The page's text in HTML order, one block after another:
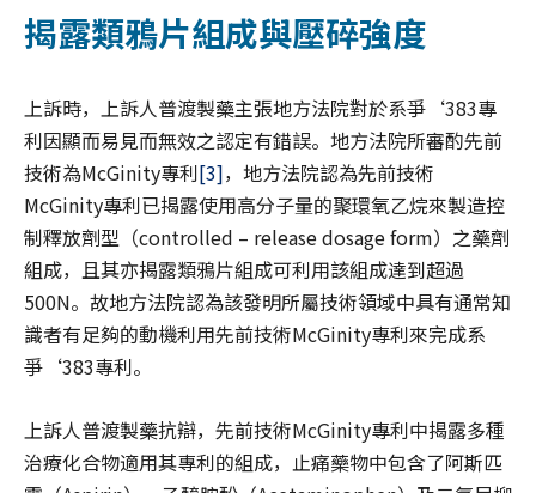
揭露類鴉片組成與壓碎強度
上訴時，上訴人普渡製藥主張地方法院對於系爭‘383專
利因顯而易見而無效之認定有錯誤。地方法院所審酌先前
技術為McGinity專利[3]，地方法院認為先前技術
McGinity專利已揭露使用高分子量的聚環氧乙烷來製造控
制釋放劑型（controlled – release dosage form）之藥劑
組成，且其亦揭露類鴉片組成可利用該組成達到超過
500N。故地方法院認為該發明所屬技術領域中具有通常知
識者有足夠的動機利用先前技術McGinity專利來完成系
爭‘383專利。
上訴人普渡製藥抗辯，先前技術McGinity專利中揭露多種
治療化合物適用其專利的組成，止痛藥物中包含了阿斯匹